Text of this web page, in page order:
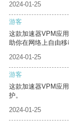
2024-01-25
游客
这款加速器VPM应
助你在网络上自由移
2024-01-25
游客
这款加速器VPM应
护。
2024-01-25